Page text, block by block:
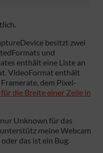
besitzt zwei
und
enthält eine Liste an
VideoFormat enthält
dem Pixel-
die Breite einer Zeile in
Unknown für das
meine Webcam
das ist ein Bug.